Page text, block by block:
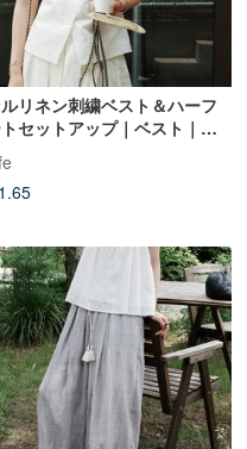
リネン刺繍ベスト＆ハーフ
セットアップ｜ベスト｜ス
｜夏物｜Sora-2152